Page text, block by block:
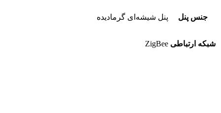
جنس پنل پنل شیشه‌ای گرمادیده
شبکه ارتباطی ZigBee